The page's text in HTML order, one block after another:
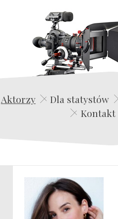
Aktorzy Dla statystów
Kontakt